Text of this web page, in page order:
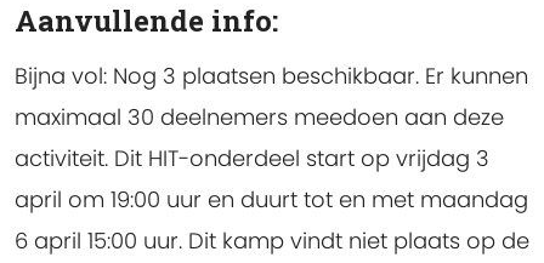
Aanvullende info:
Bijna vol: Nog 3 plaatsen beschikbaar. Er kunnen
maximaal 30 deelnemers meedoen aan deze
activiteit. Dit HIT-onderdeel start op vrijdag 3
april om 19:00 uur en duurt tot en met maandag
6 april 15:00 uur. Dit kamp vindt niet plaats op de